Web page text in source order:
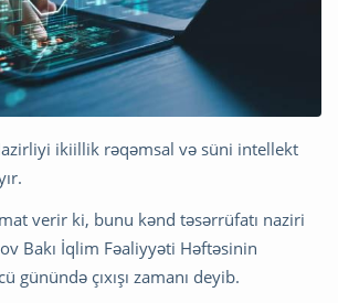
ikiillik rəqəmsal və süni intellekt
verir ki, bunu kənd təsərrüfatı naziri
Bakı İqlim Fəaliyyəti Həftəsinin
günündə çıxışı zamanı deyib.